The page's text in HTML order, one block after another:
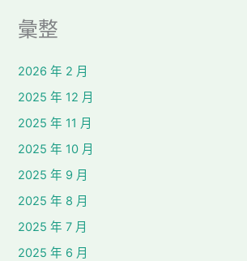
彙整
2026 年 2 月
2025 年 12 月
2025 年 11 月
2025 年 10 月
2025 年 9 月
2025 年 8 月
2025 年 7 月
2025 年 6 月